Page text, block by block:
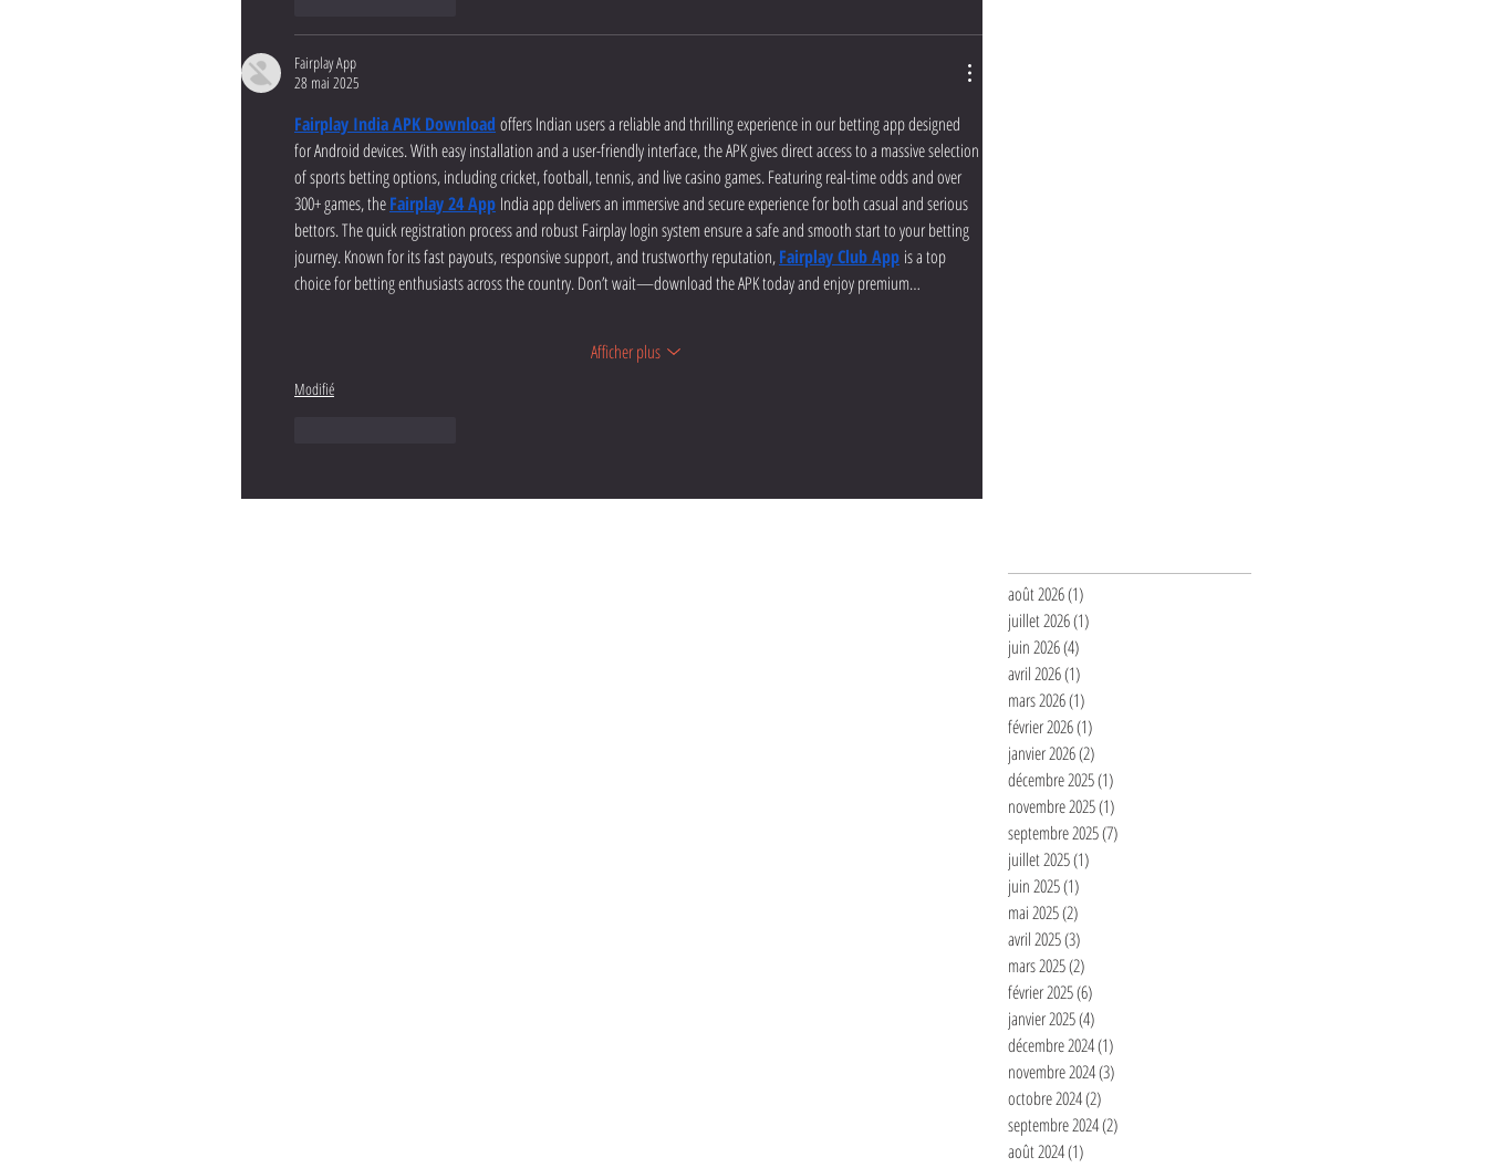
Fairplay App
28 mai 2025
Fairplay India APK Download offers Indian users a reliable and thrilling experience in our betting app designed
for Android devices. With easy installation and a user-friendly interface, the APK gives direct access to a massive selection
of sports betting options, including cricket, football, tennis, and live casino games. Featuring real-time odds and over
300+ games, the Fairplay 24 App India app delivers an immersive and secure experience for both casual and serious
bettors. The quick registration process and robust Fairplay login system ensure a safe and smooth start to your betting
journey. Known for its fast payouts, responsive support, and trustworthy reputation,Fairplay Club App is a top
choice for betting enthusiasts across the country. Don’t wait—download the APK today and enjoy premium…
Afficher plus
Modifié
août 2026(1)
juillet 2026(1)
juin 2026(4)
avril 2026(1)
mars 2026(1)
février 2026(1)
janvier 2026(2)
décembre 2025(1)
novembre 2025(1)
septembre 2025(7)
juillet 2025(1)
juin 2025(1)
mai 2025(2)
avril 2025(3)
mars 2025(2)
février 2025(6)
janvier 2025(4)
décembre 2024(1)
novembre 2024(3)
octobre 2024(2)
septembre 2024(2)
août 2024(1)